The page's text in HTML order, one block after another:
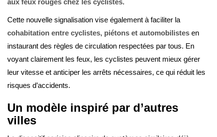
aux feux rouges chez les cyclistes.
Cette nouvelle signalisation vise également à faciliter la
cohabitation entre cyclistes, piétons et automobilistes en
instaurant des règles de circulation respectées par tous. En
voyant clairement les feux, les cyclistes peuvent mieux gérer
leur vitesse et anticiper les arrêts nécessaires, ce qui réduit les
risques d’accidents.
Un modèle inspiré par d’autres
villes